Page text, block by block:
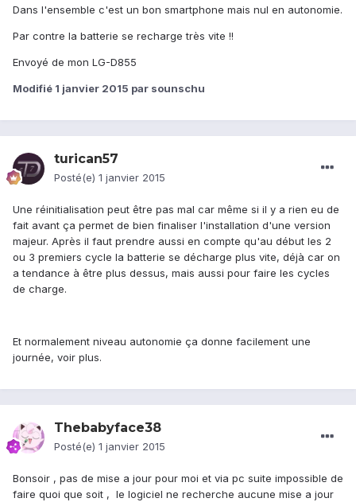
Dans l'ensemble c'est un bon smartphone mais nul en autonomie.
Par contre la batterie se recharge très vite !!
Envoyé de mon LG-D855
Modifié 1 janvier 2015 par sounschu
turican57
Posté(e) 1 janvier 2015
Une réinitialisation peut être pas mal car même si il y a rien eu de
fait avant ça permet de bien finaliser l'installation d'une version
majeur. Après il faut prendre aussi en compte qu'au début les 2
ou 3 premiers cycle la batterie se décharge plus vite, déjà car on
a tendance à être plus dessus, mais aussi pour faire les cycles
de charge.
Et normalement niveau autonomie ça donne facilement une
journée, voir plus.
Thebabyface38
Posté(e) 1 janvier 2015
Bonsoir , pas de mise a jour pour moi et via pc suite impossible de
faire quoi que soit , le logiciel ne recherche aucune mise a jour